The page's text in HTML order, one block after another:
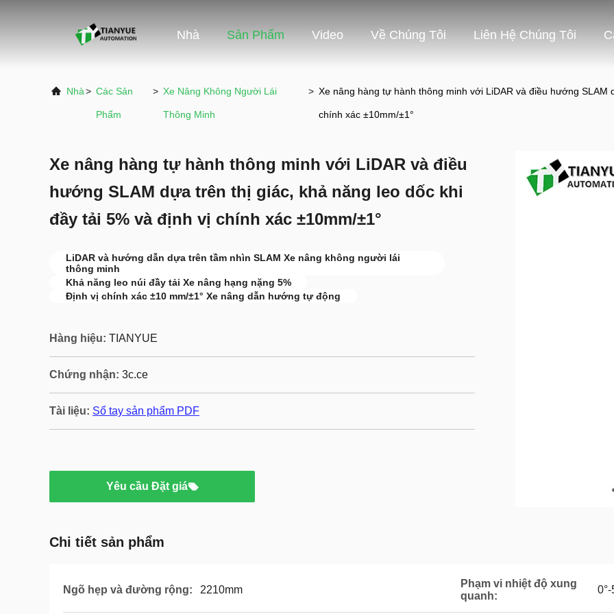
Nhà Sản Phẩm Video Về Chúng Tôi Liên Hệ Chúng Tôi
Nhà> Các Sản
Phẩm
> Xe Nâng Không Người Lái
Thông Minh
> Xe nâng hàng tự hành thông minh với LiDAR và điều hướng
chính xác ±10mm/±1°
Xe nâng hàng tự hành thông minh với LiDAR và điều
hướng SLAM dựa trên thị giác, khả năng leo dốc khi
đầy tải 5% và định vị chính xác ±10mm/±1°
LiDAR và hướng dẫn dựa trên tầm nhìn SLAM Xe nâng không người lái
thông minh
Khả năng leo núi đầy tải Xe nâng hạng nặng 5%
Định vị chính xác ±10 mm/±1° Xe nâng dẫn hướng tự động
Hàng hiệu: TIANYUE
Chứng nhận: 3c.ce
Tài liệu: Sổ tay sản phẩm PDF
Yêu cầu Đặt giá
Chi tiết sản phẩm
Ngõ hẹp và đường rộng: 2210mm
Phạm vi nhiệt độ xung
quanh:
0°-